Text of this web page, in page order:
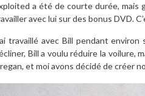
a été de courte durée, mais
avec lui sur des bonus DVD.
travaillé avec Bill pendant
Bill a voulu réduire la voilure,
et moi avons décidé de créer